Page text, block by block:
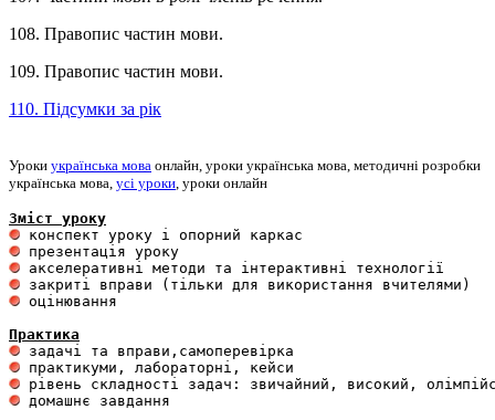
108. Правопис частин мови.
109. Правопис частин мови.
110. Підсумки за рік
Уроки українська мова онлайн, уроки українська мова, методичні розробки
українська мова, усі уроки , уроки онлайн
Зміст уроку
оцінювання
Практика
домашнє завдання